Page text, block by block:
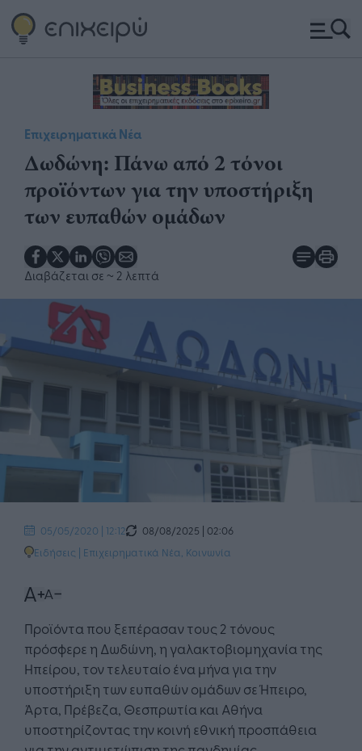
Επιχειρηματικά Νέα
Δωδώνη: Πάνω από 2 τόνοι
προϊόντων για την υποστήριξη
των ευπαθών ομάδων
Διαβάζεται σε ~ 2 λεπτά
05/05/2020 | 12:12
08/08/2025 | 02:06
Ειδήσεις | Επιχειρηματικά Νέα Κοινωνία
Προϊόντα που ξεπέρασαν τους 2 τόνους
πρόσφερε η Δωδώνη, η γαλακτοβιομηχανία της
Ηπείρου, τον τελευταίο ένα μήνα για την
υποστήριξη των ευπαθών ομάδων σε Ήπειρο,
Άρτα, Πρέβεζα, Θεσπρωτία και Αθήνα
υποστηρίζοντας την κοινή εθνική προσπάθεια